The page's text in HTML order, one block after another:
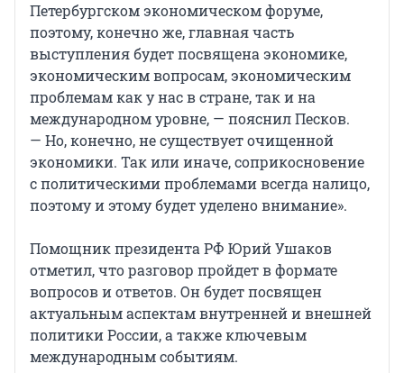
Петербургском экономическом форуме,
поэтому, конечно же, главная часть
выступления будет посвящена экономике,
экономическим вопросам, экономическим
проблемам как у нас в стране, так и на
международном уровне, — пояснил Песков.
— Но, конечно, не существует очищенной
экономики. Так или иначе, соприкосновение
с политическими проблемами всегда налицо,
поэтому и этому будет уделено внимание».
Помощник президента РФ Юрий Ушаков
отметил, что разговор пройдет в формате
вопросов и ответов. Он будет посвящен
актуальным аспектам внутренней и внешней
политики России, а также ключевым
международным событиям.